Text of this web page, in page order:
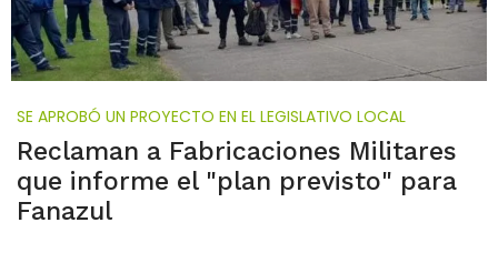
SE APROBÓ UN PROYECTO EN EL LEGISLATIVO LOCAL
Reclaman a Fabricaciones Militares
que informe el "plan previsto" para
Fanazul